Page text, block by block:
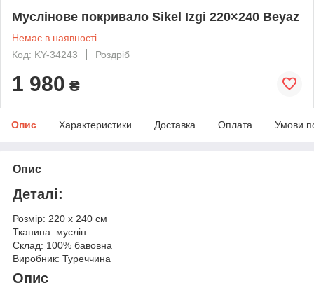
Муслінове покривало Sikel Izgi 220×240 Beyaz
Немає в наявності
Код: KY-34243
Роздріб
1 980 ₴
Опис Характеристики Доставка Оплата Умови
Опис
Деталі:
Розмір: 220 х 240 см
Тканина: муслін
Склад: 100% бавовна
Виробник: Туреччина
Опис